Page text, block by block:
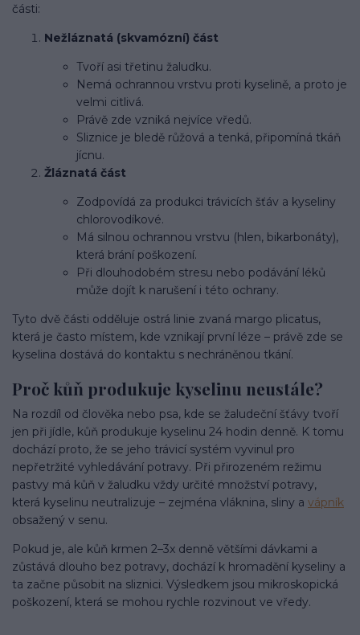
části:
Nežláznatá (skvamózní) část
Tvoří asi třetinu žaludku.
Nemá ochrannou vrstvu proti kyselině, a proto je
velmi citlivá.
Právě zde vzniká nejvíce vředů.
Sliznice je bledě růžová a tenká, připomíná tkáň
jícnu.
Žláznatá část
Zodpovídá za produkci trávicích šťáv a kyseliny
chlorovodíkové.
Má silnou ochrannou vrstvu (hlen, bikarbonáty),
která brání poškození.
Při dlouhodobém stresu nebo podávání léků
může dojít k narušení i této ochrany.
Tyto dvě části odděluje ostrá linie zvaná margo plicatus,
která je často místem, kde vznikají první léze – právě zde se
kyselina dostává do kontaktu s nechráněnou tkání.
Proč kůň produkuje kyselinu neustále?
Na rozdíl od člověka nebo psa, kde se žaludeční šťávy tvoří
jen při jídle, kůň produkuje kyselinu 24 hodin denně. K tomu
dochází proto, že se jeho trávicí systém vyvinul pro
nepřetržité vyhledávání potravy. Při přirozeném režimu
pastvy má kůň v žaludku vždy určité množství potravy,
která kyselinu neutralizuje – zejména vláknina, sliny a vápník
obsažený v senu.
Pokud je, ale kůň krmen 2–3x denně většími dávkami a
zůstává dlouho bez potravy, dochází k hromadění kyseliny a
ta začne působit na sliznici. Výsledkem jsou mikroskopická
poškození, která se mohou rychle rozvinout ve vředy.